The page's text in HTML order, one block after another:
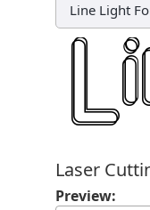
Line Light
Laser
Preview: